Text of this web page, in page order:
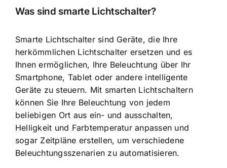
Was sind smarte Lichtschalter?
Smarte Lichtschalter sind Geräte, die Ihre
herkömmlichen Lichtschalter ersetzen und es
Ihnen ermöglichen, Ihre Beleuchtung über Ihr
Smartphone, Tablet oder andere intelligente
Geräte zu steuern. Mit smarten Lichtschaltern
können Sie Ihre Beleuchtung von jedem
beliebigen Ort aus ein- und ausschalten,
Helligkeit und Farbtemperatur anpassen und
sogar Zeitpläne erstellen, um verschiedene
Beleuchtungsszenarien zu automatisieren.